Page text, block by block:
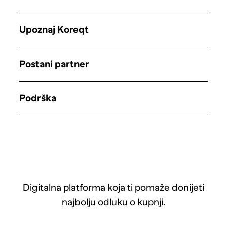
Digitalna platforma koja ti pomaže donijeti
najbolju odluku o kupnji.
Upoznaj Koreqt
Postani partner
Podrška